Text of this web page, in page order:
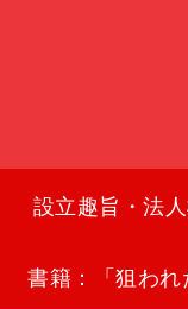
設立趣旨・法